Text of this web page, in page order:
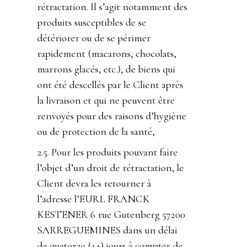
rétractation. Il s’agit notamment des
produits susceptibles de se
détériorer ou de se périmer
rapidement (macarons, chocolats,
marrons glacés, etc.), de biens qui
ont été descellés par le Client après
la livraison et qui ne peuvent être
renvoyés pour des raisons d’hygiène
ou de protection de la santé,
2.5. Pour les produits pouvant faire
l’objet d’un droit de rétractation, le
Client devra les retourner à
l’adresse l’EURL FRANCK
KESTENER 6 rue Gutenberg 57200
SARREGUEMINES dans un délai